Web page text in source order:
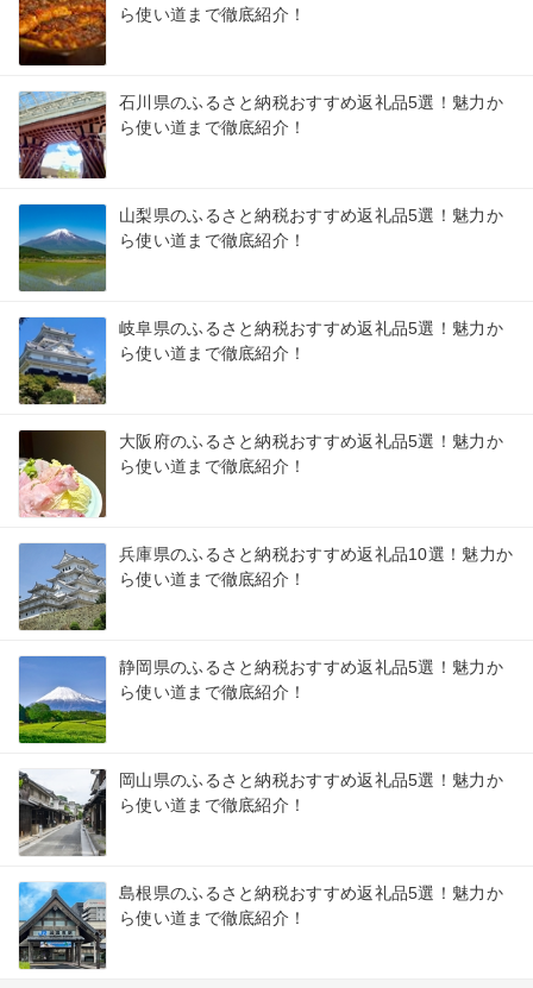
ら使い道まで徹底紹介！
石川県のふるさと納税おすすめ返礼品5選！魅力か
ら使い道まで徹底紹介！
山梨県のふるさと納税おすすめ返礼品5選！魅力か
ら使い道まで徹底紹介！
岐阜県のふるさと納税おすすめ返礼品5選！魅力か
ら使い道まで徹底紹介！
大阪府のふるさと納税おすすめ返礼品5選！魅力か
ら使い道まで徹底紹介！
兵庫県のふるさと納税おすすめ返礼品10選！魅力か
ら使い道まで徹底紹介！
静岡県のふるさと納税おすすめ返礼品5選！魅力か
ら使い道まで徹底紹介！
岡山県のふるさと納税おすすめ返礼品5選！魅力か
ら使い道まで徹底紹介！
島根県のふるさと納税おすすめ返礼品5選！魅力か
ら使い道まで徹底紹介！